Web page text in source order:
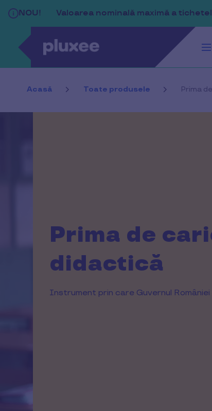
Sari la conținutul principal
Acasă Toate produsele Prima
Prima de
didactică
Instrument prin care Guvernul
NOU! Valoarea nominală maximă a